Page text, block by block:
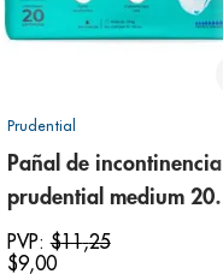
Prudential
Pañal de incontinencia
prudential medium 20
unidades
PVP:$11,25
$9,00